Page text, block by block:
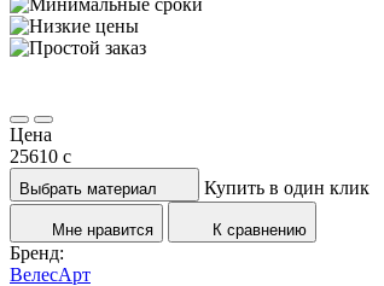
Цена
25610 c
Выбрать материал Купить в один клик
Мне нравится К сравнению
Бренд:
ВелесАрт